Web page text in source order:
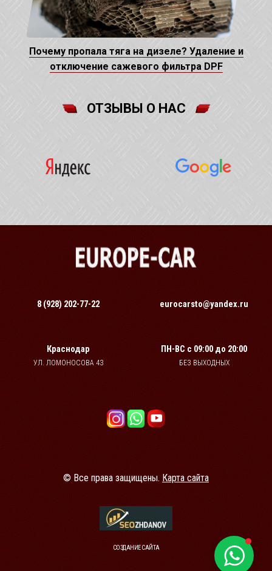
Почему пропала тяга на дизеле? Удаление и
отключение сажевого фильтра DPF
ОТЗЫВЫ О НАС
8 (928) 202-77-22 eurocarsto@yandex.ru
Краснодар
УЛ. ЛОМОНОСОВА 43
ПН-ВС с 09:00 до 20:00
БЕЗ ВЫХОДНЫХ
© Все права защищены. Карта сайта
СОЗДАНИЕ САЙТА